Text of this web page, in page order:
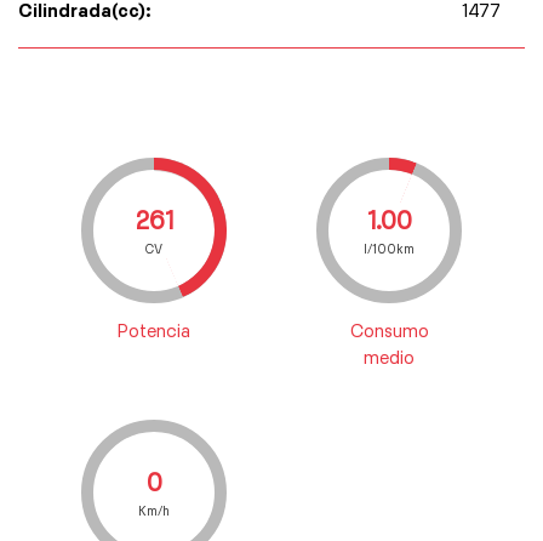
Cilindrada(cc): 1477
261
CV
Potencia
1.00
l/100km
Consumo
medio
0
Km/h